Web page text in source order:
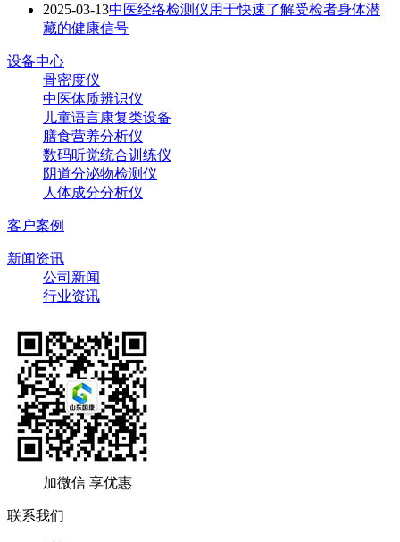
2025-03-13中医经络检测仪用于快速了解受检者身体潜
藏的健康信号
设备中心
骨密度仪
中医体质辨识仪
儿童语言康复类设备
膳食营养分析仪
数码听觉统合训练仪
阴道分泌物检测仪
人体成分分析仪
客户案例
新闻资讯
公司新闻
行业资讯
加微信 享优惠
联系我们